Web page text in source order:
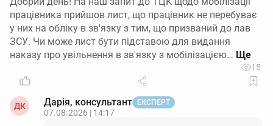
працівника прийшов лист, що працівник не перебуває
у них на обліку в зв'язку з тим, що призваний до лав
ЗСУ. Чи може лист бути підставою для видання
наказу про увільнення в зв'язку з мобілізацією…
15
ДК Дарія, консультант ЕКСПЕРТ
07.08.2026 | 14:17